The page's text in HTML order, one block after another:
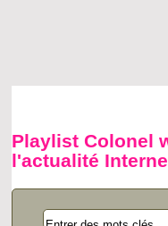
Playlist Colonel
l'actualité